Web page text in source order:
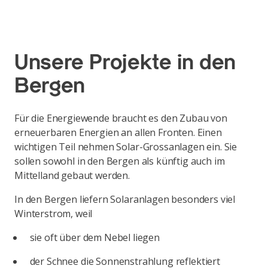
Unsere Projekte in den
Bergen
Für die Energiewende braucht es den Zubau von
erneuerbaren Energien an allen Fronten. Einen
wichtigen Teil nehmen Solar-Grossanlagen ein. Sie
sollen sowohl in den Bergen als künftig auch im
Mittelland gebaut werden.
In den Bergen liefern Solaranlagen besonders viel
Winterstrom, weil
sie oft über dem Nebel liegen
der Schnee die Sonnenstrahlung reflektiert